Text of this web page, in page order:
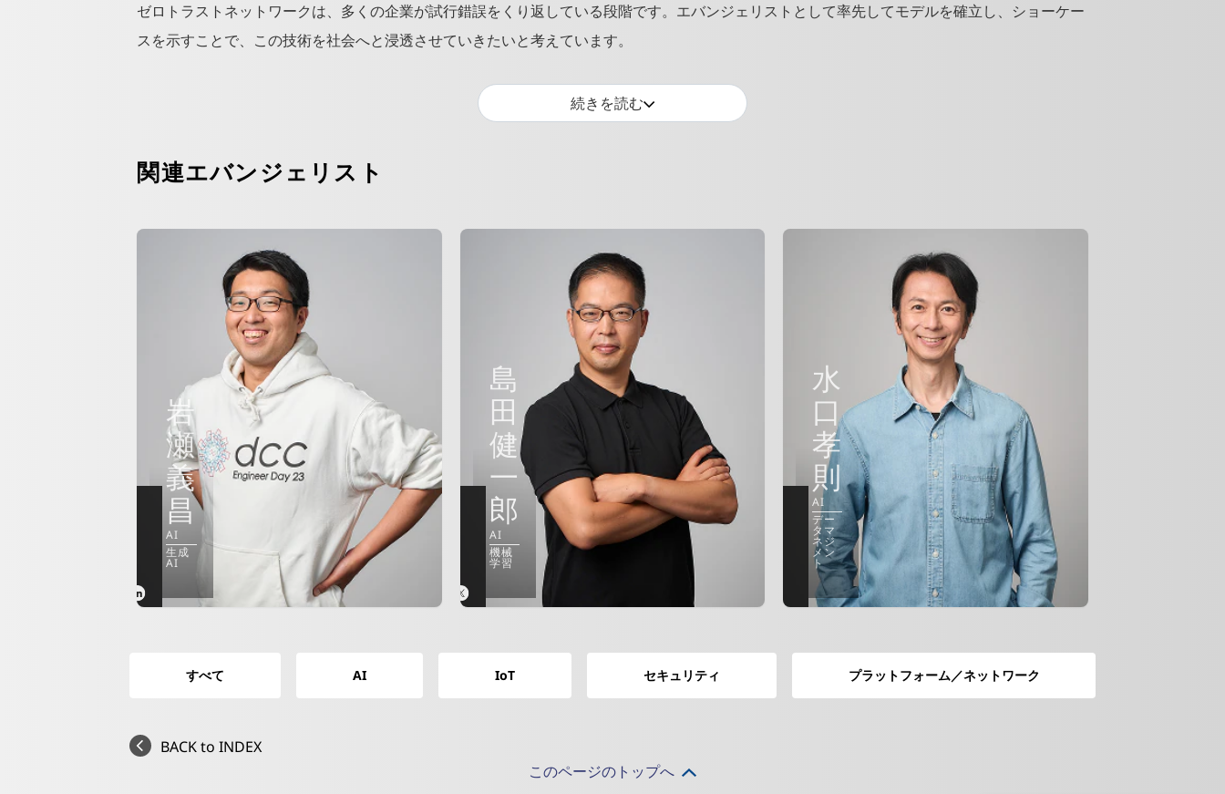
ゼロトラストネットワークは、多くの企業が試行錯誤をくり返している段階です。エバンジェリストとして率先してモデルを確立し、ショーケー
スを示すことで、この技術を社会へと浸透させていきたいと考えています。
続きを読む
関連エバンジェリスト
岩
瀬
義
昌
AI
生成
AI
島
田
健
一
郎
AI
機械
学習
水
口
孝
則
AI
デー
タマ
ネジ
メン
ト
すべて AI IoT セキュリティ プラットフォーム／ネットワーク
BACK to INDEX
このページのトップへ